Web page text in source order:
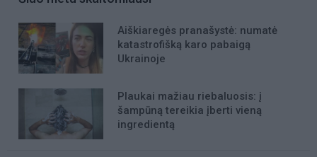
Aiškiaregės pranašystė: numatė
katastrofišką karo pabaigą
Ukrainoje
Plaukai mažiau riebaluosis: į
šampūną tereikia įberti vieną
ingredientą